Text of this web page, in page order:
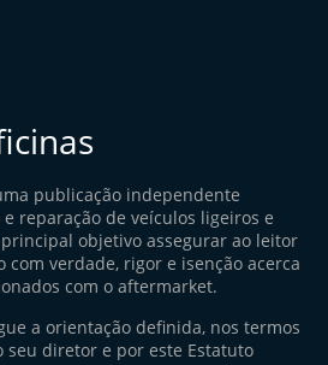
publicação independente
reparação de veículos ligeiros e
objetivo assegurar ao leitor
verdade, rigor e isenção acerca
com o aftermarket.
a orientação definida, nos termos
seu diretor e por este Estatuto